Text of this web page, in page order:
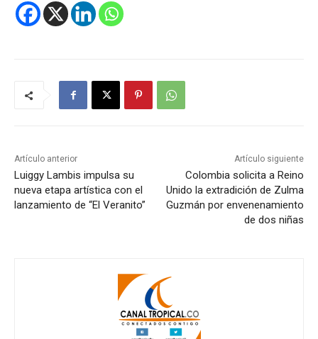
Artículo anterior
Luiggy Lambis impulsa su
nueva etapa artística con el
lanzamiento de “El Veranito”
Artículo siguiente
Colombia solicita a Reino
Unido la extradición de Zulma
Guzmán por envenenamiento
de dos niñas